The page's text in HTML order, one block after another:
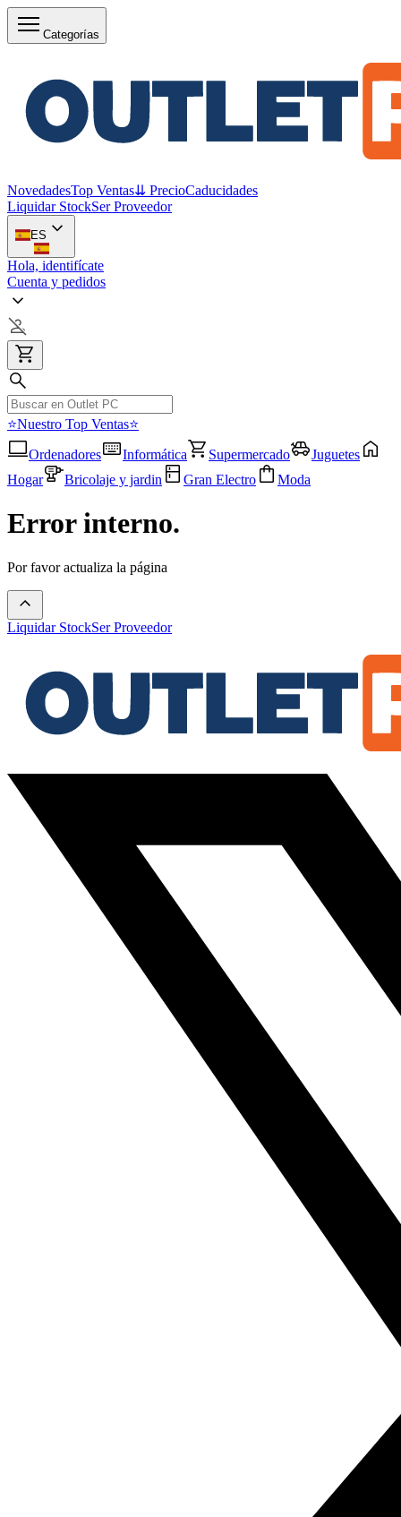
Categorías
NovedadesTop Ventas⇊ PrecioCaducidades
Liquidar StockSer Proveedor
ES
Hola, identifícate
Cuenta y pedidos
⭐Nuestro Top Ventas⭐
Ordenadores
Informática Supermercado
Juguetes
Hogar
Bricolaje y jardin Gran Electro Moda
Error interno.
Por favor actualiza la página
Liquidar StockSer Proveedor